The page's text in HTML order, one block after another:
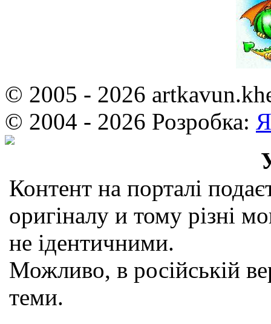
© 2005 - 2026
© 2004 - 2026 Розробка:
Контент на порталі
оригіналу и тому різні
не ідентичними.
Можливо, в російській
теми.